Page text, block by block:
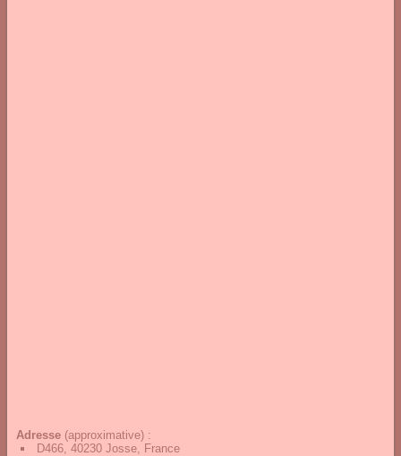
Adresse (approximative) :
D466, 40230 Josse, France